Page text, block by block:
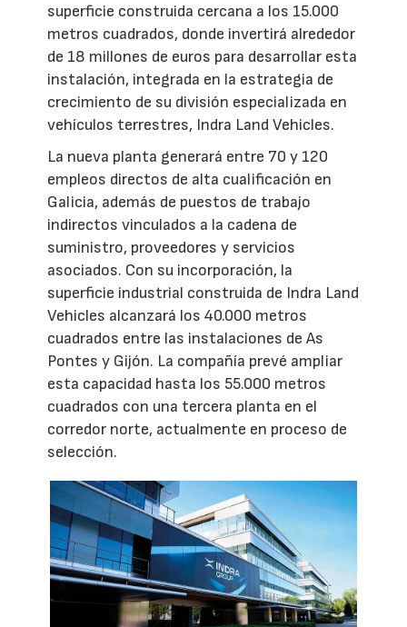
superficie construida cercana a los 15.000
metros cuadrados, donde invertirá alrededor
de 18 millones de euros para desarrollar esta
instalación, integrada en la estrategia de
crecimiento de su división especializada en
vehículos terrestres, Indra Land Vehicles.
La nueva planta generará entre 70 y 120
empleos directos de alta cualificación en
Galicia, además de puestos de trabajo
indirectos vinculados a la cadena de
suministro, proveedores y servicios
asociados. Con su incorporación, la
superficie industrial construida de Indra Land
Vehicles alcanzará los 40.000 metros
cuadrados entre las instalaciones de As
Pontes y Gijón. La compañía prevé ampliar
esta capacidad hasta los 55.000 metros
cuadrados con una tercera planta en el
corredor norte, actualmente en proceso de
selección.